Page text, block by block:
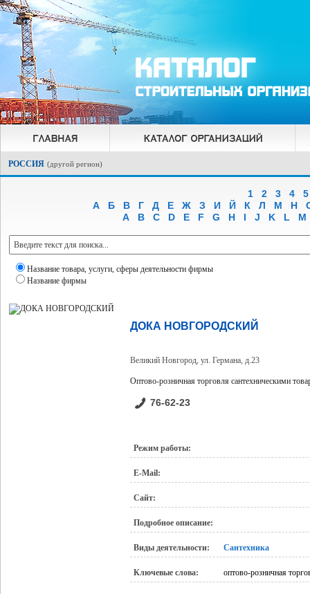
РОССИЯ (другой регион)
1 2 3 4
5
А
Б В Г Д Е Ж З И Й К Л М Н
A
B C D E F G H I J K L M
Название товара, услуги, сферы деятельности фирмы
Название фирмы
ДОКА НОВГОРОДСКИЙ
Великий Новгород, ул. Германа, д.23
Оптово-розничная торговля сантехническими
76-62-23
Режим работы:
E-Mail:
Сайт:
Подробное описание:
Виды деятельности: Сантехника
Ключевые слова: оптово-розничная